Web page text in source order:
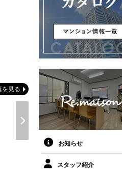
を見る
お知らせ
スタッフ紹介